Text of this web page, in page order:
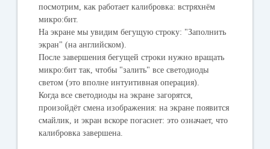
посмотрим, как работает калибровка: встряхнём
микро:бит.
На экране мы увидим бегущую строку: "Заполнить
экран" (на английском).
После завершения бегущей строки нужно вращать
микро:бит так, чтобы "залить" все светодиоды
светом (это вполне интуитивная операция).
Когда все светодиоды на экране загорятся,
произойдёт смена изображения: на экране появится
смайлик, и экран вскоре погаснет: это означает, что
калибровка завершена.